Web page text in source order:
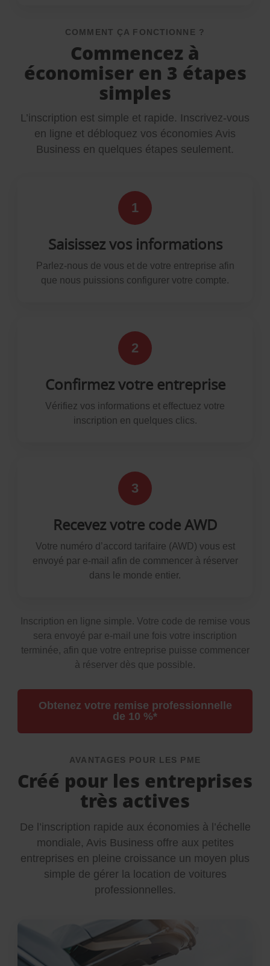
COMMENT ÇA FONCTIONNE ?
Commencez à
économiser en 3 étapes
simples
L’inscription est simple et rapide. Inscrivez-vous
en ligne et débloquez vos économies Avis
Business en quelques étapes seulement.
1
Saisissez vos informations
Parlez-nous de vous et de votre entreprise afin
que nous puissions configurer votre compte.
2
Confirmez votre entreprise
Vérifiez vos informations et effectuez votre
inscription en quelques clics.
3
Recevez votre code AWD
Votre numéro d’accord tarifaire (AWD) vous est
envoyé par e-mail afin de commencer à réserver
dans le monde entier.
Inscription en ligne simple. Votre code de remise vous
sera envoyé par e-mail une fois votre inscription
terminée, afin que votre entreprise puisse commencer
à réserver dès que possible.
Obtenez votre remise professionnelle
de 10 %*
AVANTAGES POUR LES PME
Créé pour les entreprises
très actives
De l’inscription rapide aux économies à l’échelle
mondiale, Avis Business offre aux petites
entreprises en pleine croissance un moyen plus
simple de gérer la location de voitures
professionnelles.